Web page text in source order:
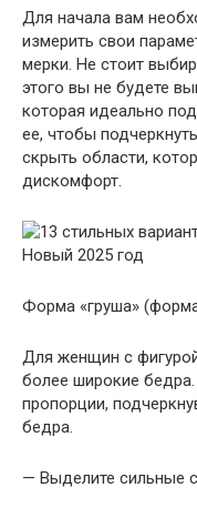
Для начала вам
измерить свои
мерки. Не стоит
этого вы не будете
которая идеально
ее, чтобы
скрыть области,
дискомфорт.
Форма «груша»
Для женщин с
более широкие
пропорции,
бедра.
— Выделите сильные